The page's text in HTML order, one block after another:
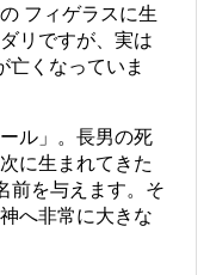
フィゲラスに生
リですが、実は
亡くなっていま
ル」。長男の死
に生まれてきた
前を与えます。そ
へ非常に大きな